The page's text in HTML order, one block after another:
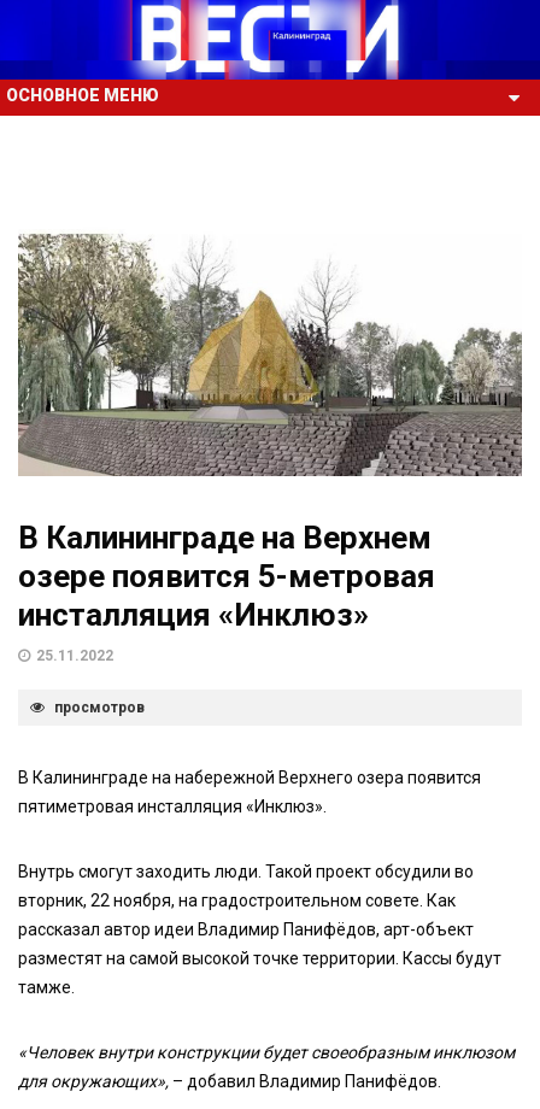
ОСНОВНОЕ МЕНЮ
В Калининграде на Верхнем
озере появится 5-метровая
инсталляция «Инклюз»
25.11.2022
просмотров
В Калининграде на набережной Верхнего озера появится
пятиметровая инсталляция «Инклюз».
Внутрь смогут заходить люди. Такой проект обсудили во
вторник, 22 ноября, на градостроительном совете. Как
рассказал автор идеи Владимир Панифёдов, арт-объект
разместят на самой высокой точке территории. Кассы будут
тамже.
«Человек внутри конструкции будет своеобразным инклюзом
для окружающих», – добавил Владимир Панифёдов.